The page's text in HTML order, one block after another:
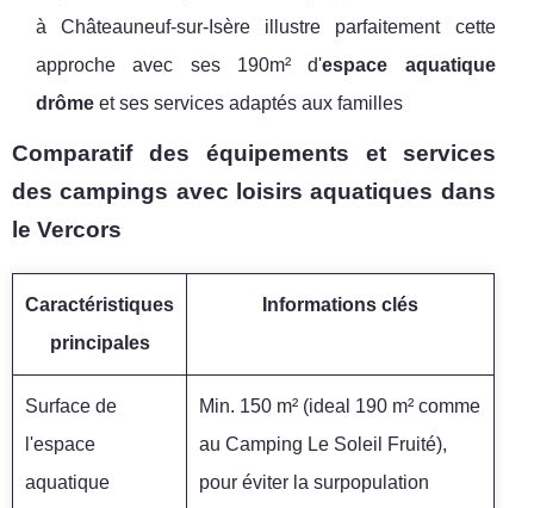
à Châteauneuf-sur-Isère illustre parfaitement cette
approche avec ses 190m² d'espace aquatique
drôme et ses services adaptés aux familles
Comparatif des équipements et services
des campings avec loisirs aquatiques dans
le Vercors
Caractéristiques
principales
Informations clés
Surface de
l'espace
aquatique
Min. 150 m² (ideal 190 m² comme
au Camping Le Soleil Fruité),
pour éviter la surpopulation